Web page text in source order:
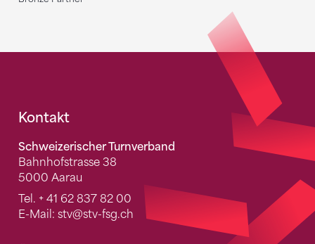
Fusszeile
Kontakt
Schweizerischer Turnverband
Bahnhofstrasse 38
5000 Aarau
Tel. + 41 62 837 82 00
E-Mail: stv@stv-fsg.ch